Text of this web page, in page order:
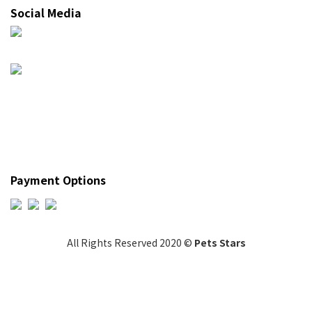
Social Media
Payment Options
All Rights Reserved 2020 © Pets Stars